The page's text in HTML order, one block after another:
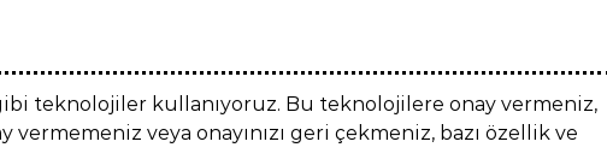
teknolojiler kullanıyoruz. Bu teknolojilere onay vermeniz,
veya onayınızı geri çekmeniz, bazı özellik ve